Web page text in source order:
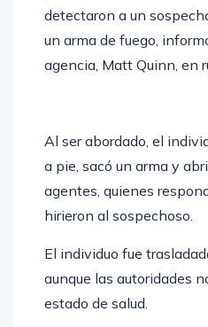
detectaron a un
un arma de fuego,
agencia, Matt Quinn, en
Al ser abordado, el
a pie, sacó un arma y
agentes, quienes
hirieron al sospechoso.
El individuo fue
aunque las autoridades
estado de salud.